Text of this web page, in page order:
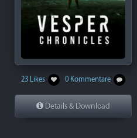
23 Likes 0 Kommentare
Details & Download